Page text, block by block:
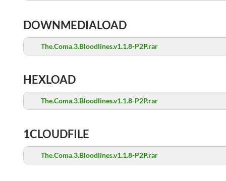
DOWNMEDIALOAD
The.Coma.3.Bloodlines.v1.1.8-P2P.rar
HEXLOAD
The.Coma.3.Bloodlines.v1.1.8-P2P.rar
1CLOUDFILE
The.Coma.3.Bloodlines.v1.1.8-P2P.rar